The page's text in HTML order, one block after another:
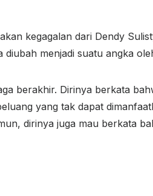
kegagalan dari Dendy
menjadi suatu angka
berakhir. Dirinya berkata
yang tak dapat
dirinya juga mau berkata